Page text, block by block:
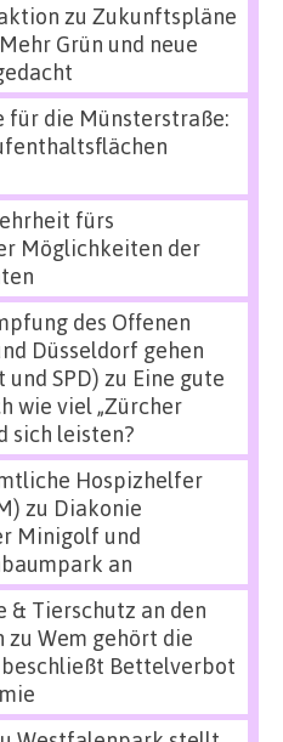
zu Zukunftspläne
Grün und neue
für die Münsterstraße:
fürs
Möglichkeiten der
des Offenen
Düsseldorf gehen
SPD) zu Eine gute
wie viel „Zürcher
sich leisten?
Hospizhelfer
zu Diakonie
Minigolf und
an
& Tierschutz an den
zu Wem gehört die
Bettelverbot